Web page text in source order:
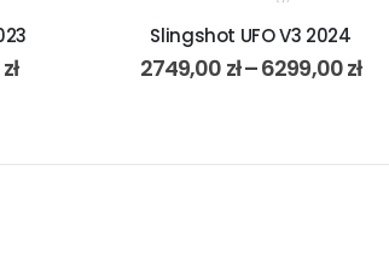
zł
Slingshot UFO V3 2024
2749,00 zł–6299,00zł